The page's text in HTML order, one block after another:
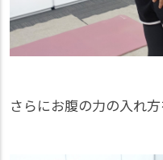
さらにお腹の力の入れ